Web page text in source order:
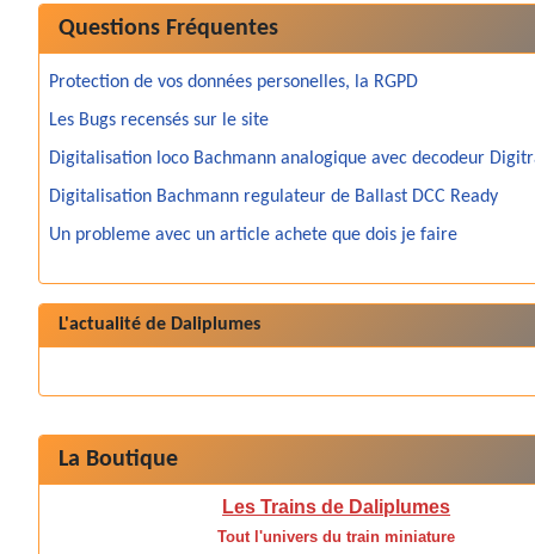
La Boutique
Les Trains de Daliplumes
Tout l'univers du train miniature
Questions Fréquentes
Protection de vos données personelles, la RGPD
Les Bugs recensés sur le site
Digitalisation loco Bachmann analogique avec decodeur
Digitalisation Bachmann regulateur de Ballast DCC Ready
Un probleme avec un article achete que dois je faire
L'actualité de Daliplumes